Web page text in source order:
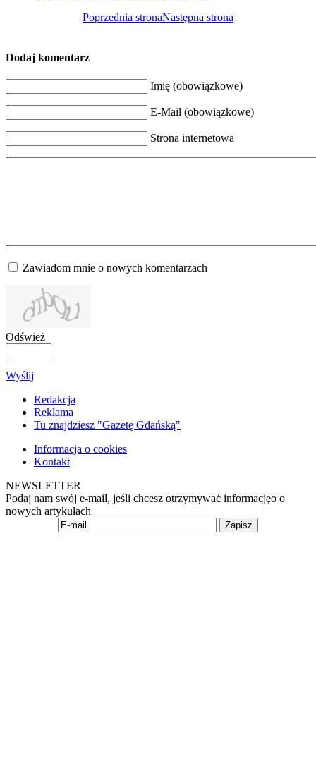
Poprzednia stronaNastępna strona
Dodaj komentarz
Imię (obowiązkowe)
E-Mail (obowiązkowe)
Strona internetowa
Zawiadom mnie o nowych komentarzach
Odśwież
Wyślij
Redakcja
Reklama
Tu znajdziesz "Gazetę Gdańską"
Informacja o cookies
Kontakt
NEWSLETTER
Podaj nam swój e-mail, jeśli chcesz otrzymywać informacjęo o
nowych artykułach
Zapisz